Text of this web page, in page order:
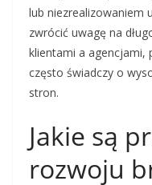
lub niezrealizowaniem
zwrócić uwagę na
klientami a agencjami,
często świadczy o
stron.
Jakie są
rozwoju